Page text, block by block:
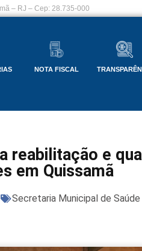
– RJ – Cep: 28.735-000
NOTA FISCAL
reabilitação e
em Quissamã
Secretaria Municipal de Saúde